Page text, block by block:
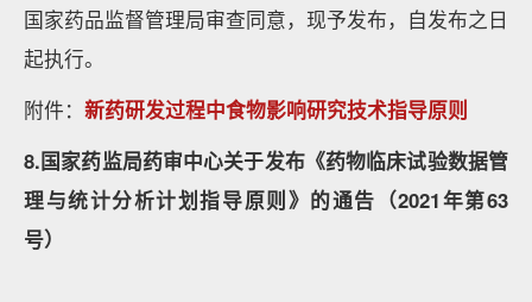
国家药品监督管理局审查同意，现予发布，自发布之日
起执行。
附件： 新药研发过程中食物影响研究技术指导原则
8.国家药监局药审中心关于发布《药物临床试验数据管
理与统计分析计划指导原则》的通告（2021年第63
号）